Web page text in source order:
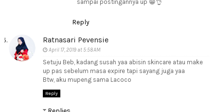
sampai postingannya up 😁👌
Reply
Ratnasari Pevensie
April 17, 2019 at 5:58 AM
Setuju Beb, kadang susah yaa abisin skincare atau make
up pas sebelum masa expire tapi sayang juga yaa
Btw, aku mupeng sama Lacoco
Reply